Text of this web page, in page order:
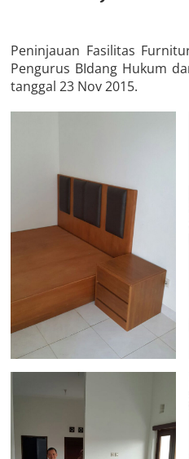
Peninjauan Fasilitas
Pengurus BIdang Hukum
tanggal 23 Nov 2015.